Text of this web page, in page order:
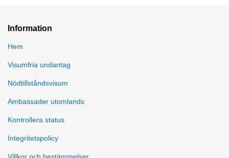
Information
Hem
Visumfria undantag
Nödtillståndsvisum
Ambassader utomlands
Kontrollera status
Integritetspolicy